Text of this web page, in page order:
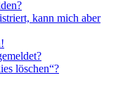
kann mich aber
löschen“?